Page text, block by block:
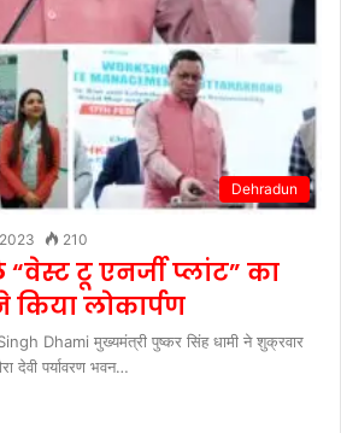
Dehradun
210
टू एनर्जी प्लांट” का
किया लोकार्पण
Dhami मुख्यमंत्री पुष्कर सिंह धामी ने शुक्रवार
देवी पर्यावरण भवन…